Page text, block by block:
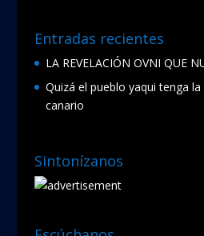
Entradas recientes
LA REVELACIÓN OVNI QUE
Quizá el pueblo yaqui tenga
canario
Sintonízanos